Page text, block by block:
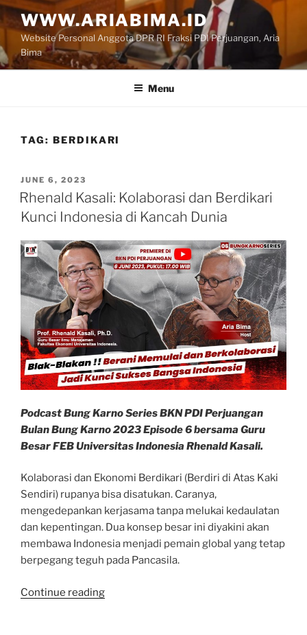
Skip
to
content
WWW.ARIABIMA.ID
Website Personal Anggota DPR RI Fraksi PDI Perjuangan, Aria
Bima
Menu
TAG: BERDIKARI
POSTED
ON
JUNE 6, 2023
Rhenald Kasali: Kolaborasi dan Berdikari
Kunci Indonesia di Kancah Dunia
Podcast Bung Karno Series BKN PDI Perjuangan
Bulan Bung Karno 2023 Episode 6 bersama Guru
Besar FEB Universitas Indonesia Rhenald Kasali.
Kolaborasi dan Ekonomi Berdikari (Berdiri di Atas Kaki
Sendiri) rupanya bisa disatukan. Caranya,
mengedepankan kerjasama tanpa melukai kedaulatan
dan kepentingan. Dua konsep besar ini diyakini akan
membawa Indonesia menjadi pemain global yang tetap
berpegang teguh pada Pancasila.
Continue reading“Rhenald